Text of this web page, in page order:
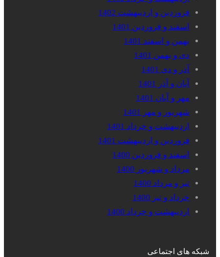
فروردین و اردیبهشت 1402
اسفند و فروردین 1401
بهمن و اسفند 1401
دی و بهمن 1401
آذر و دی 1401
آبان و آذر 1401
مهر و آبان 1401
شهریور و مهر 1401
اردیبهشت و خرداد 1401
فروردین و اردیبهشت 1401
اسفند و فروردین 1400
مرداد و شهریور 1400
تیر و مرداد 1400
خرداد و تیر 1400
اردیبهشت و خرداد 1400
شبکه های اجتماعی